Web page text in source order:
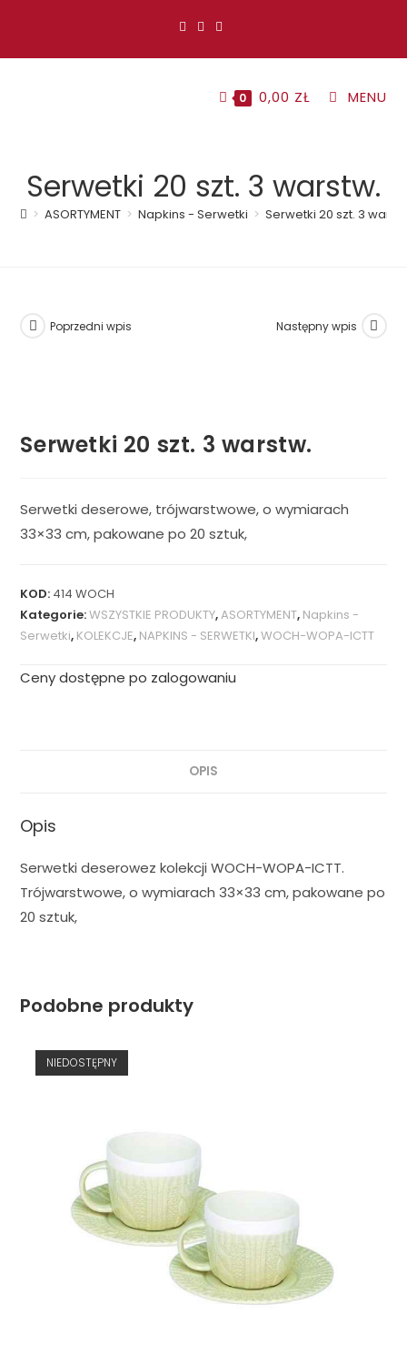
0 0,00 ZŁ MENU
Serwetki 20 szt. 3 warstw.
> ASORTYMENT > Napkins - Serwetki > Serwetki 20 szt. 3
Poprzedni wpis Następny wpis
Serwetki 20 szt. 3 warstw.
Serwetki deserowe, trójwarstwowe, o wymiarach
33×33 cm, pakowane po 20 sztuk,
KOD: 414 WOCH
Kategorie:WSZYSTKIE PRODUKTY,ASORTYMENT, Napkins -
Serwetki, KOLEKCJE, NAPKINS - SERWETKI,WOCH-WOPA-ICTT
Ceny dostępne po zalogowaniu
OPIS
Opis
Serwetki deserowez kolekcji WOCH-WOPA-ICTT.
Trójwarstwowe, o wymiarach 33×33 cm, pakowane po
20 sztuk,
Podobne produkty
NIEDOSTĘPNY